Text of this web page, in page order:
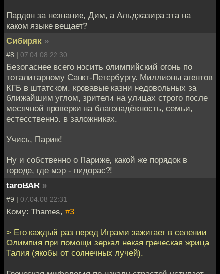
Пардон за незнание, Дим, а Альджазира эта на
каком языке вещает?
Сибиряк »
#8 | 07.04.08 22:30
Безопаснее всего носить олимпийский огонь по
тоталитарному Санкт-Петербургу. Миллионы агентов
КГБ в штатском, кровавые казни недовольных за
ближайшим углом, зрители на улицах строго после
месячной проверки на благонадёжность, семьи,
естесственно, в заложниках.
Учись, Париж!
Ну и собственно о Париже, какой же порядок в
городе, где мэр - пидорас?!
taroBAR »
#9 | 07.04.08 22:31
Кому: Thames, #3
> Его каждый раз перед Играми зажигает в селении
Олимпия при помощи зеркал некая греческая жрица
Талия (якобы от солнечных лучей).